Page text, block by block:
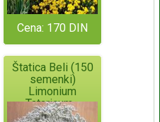
Cena: 170 DIN
Štatica Beli (150
semenki)
Limonium
Tataricum -
višegodišnji